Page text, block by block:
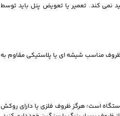
نمی‌ کند. تعمیر یا تعویض پنل باید توسط
مناسب شیشه‌ ای یا پلاستیکی مقاوم به
است؛ هرگز ظروف فلزی یا دارای روکش